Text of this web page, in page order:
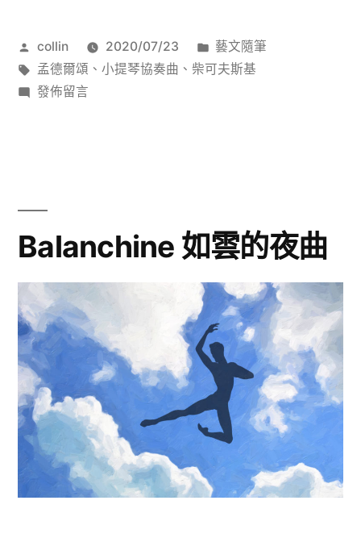
提
龍
告〉
作
者:
collin 2020/07/23
分
類:
藝文隨筆
標
籤:
孟德爾頌 、 小提琴協奏曲 、 柴可夫斯基
在
小
協
奏
曲
沙
龍
預
告〉
發佈留言
Balanchine 如雲的夜曲